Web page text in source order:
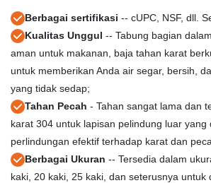
Berbagai sertifikasi -- cUPC, NSF, dll.
Kualitas Unggul -- Tabung bagian
aman untuk makanan, baja tahan karat
untuk memberikan Anda air segar, bersih,
yang tidak sedap;
Tahan Pecah - Tahan sangat lama dan
karat 304 untuk lapisan pelindung luar yang
perlindungan efektif terhadap karat dan
Berbagai Ukuran -- Tersedia dalam
kaki, 20 kaki, 25 kaki, dan seterusnya untuk